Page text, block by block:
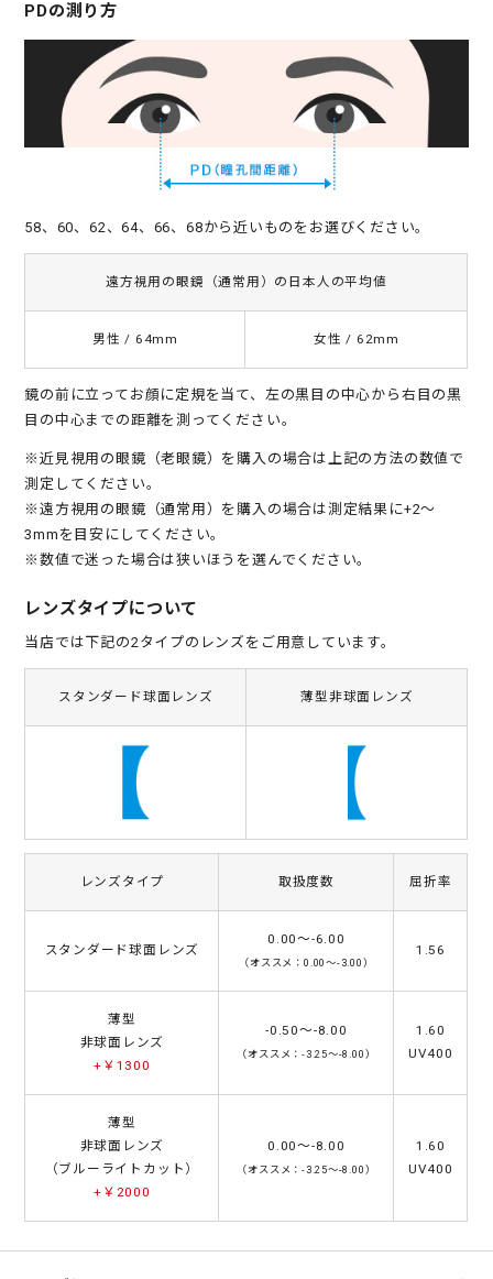
PDの測り方
58、60、62、64、66、68から近いものをお選びください。
遠方視用の眼鏡（通常用）の日本人の平均値
男性 / 64mm 女性 / 62mm
鏡の前に立ってお顔に定規を当て、左の黒目の中心から右目の黒
目の中心までの距離を測ってください。
※近見視用の眼鏡（老眼鏡）を購入の場合は上記の方法の数値で
測定してください。
※遠方視用の眼鏡（通常用）を購入の場合は測定結果に+2～
3mmを目安にしてください。
※数値で迷った場合は狭いほうを選んでください。
レンズタイプについて
当店では下記の2タイプのレンズをご用意しています。
スタンダード球面レンズ 薄型非球面レンズ
レンズタイプ 取扱度数 屈折率
スタンダード球面レンズ
0.00～-6.00
（オススメ：0.00～-3.00）
1.56
薄型
非球面レンズ
+￥1300
-0.50～-8.00
（オススメ：-3.25～-8.00）
1.60
UV400
薄型
非球面レンズ
（ブルーライトカット）
+￥2000
0.00～-8.00
（オススメ：-3.25～-8.00）
1.60
UV400